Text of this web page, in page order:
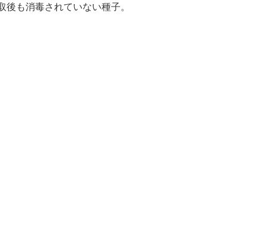
も消毒されていない種子。